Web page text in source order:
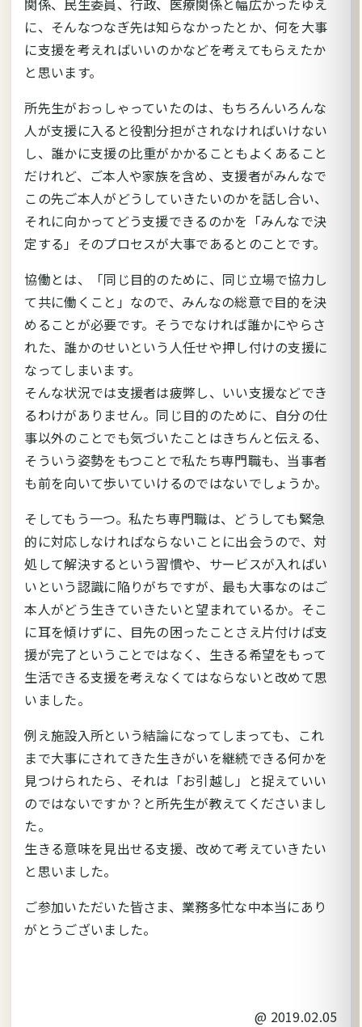
関係、民生委員、行政、医療関係と幅広かったゆえ
に、そんなつなぎ先は知らなかったとか、何を大事
に支援を考えればいいのかなどを考えてもらえたか
と思います。
所先生がおっしゃっていたのは、もちろんいろんな
人が支援に入ると役割分担がされなければいけない
し、誰かに支援の比重がかかることもよくあること
だけれど、ご本人や家族を含め、支援者がみんなで
この先ご本人がどうしていきたいのかを話し合い、
それに向かってどう支援できるのかを「みんなで決
定する」そのプロセスが大事であるとのことです。
協働とは、「同じ目的のために、同じ立場で協力し
て共に働くこと」なので、みんなの総意で目的を決
めることが必要です。そうでなければ誰かにやらさ
れた、誰かのせいという人任せや押し付けの支援に
なってしまいます。
そんな状況では支援者は疲弊し、いい支援などでき
るわけがありません。同じ目的のために、自分の仕
事以外のことでも気づいたことはきちんと伝える、
そういう姿勢をもつことで私たち専門職も、当事者
も前を向いて歩いていけるのではないでしょうか。
そしてもう一つ。私たち専門職は、どうしても緊急
的に対応しなければならないことに出会うので、対
処して解決するという習慣や、サービスが入ればい
いという認識に陥りがちですが、最も大事なのはご
本人がどう生きていきたいと望まれているか。そこ
に耳を傾けずに、目先の困ったことさえ片付けば支
援が完了ということではなく、生きる希望をもって
生活できる支援を考えなくてはならないと改めて思
いました。
例え施設入所という結論になってしまっても、これ
まで大事にされてきた生きがいを継続できる何かを
見つけられたら、それは「お引越し」と捉えていい
のではないですか？と所先生が教えてくださいまし
た。
生きる意味を見出せる支援、改めて考えていきたい
と思いました。
ご参加いただいた皆さま、業務多忙な中本当にあり
がとうございました。
@ 2019.02.05